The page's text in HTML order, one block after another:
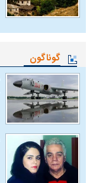
گوناگون